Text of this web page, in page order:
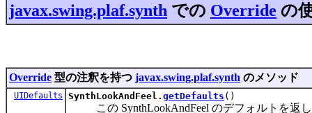
javax.swing.plaf.synth での Override の
Override 型の注釈を持つ javax.swing.plaf.synth のメソッド
UIDefaults SynthLookAndFeel. getDefaults ()
この SynthLookAndFeel のデフォルトを返